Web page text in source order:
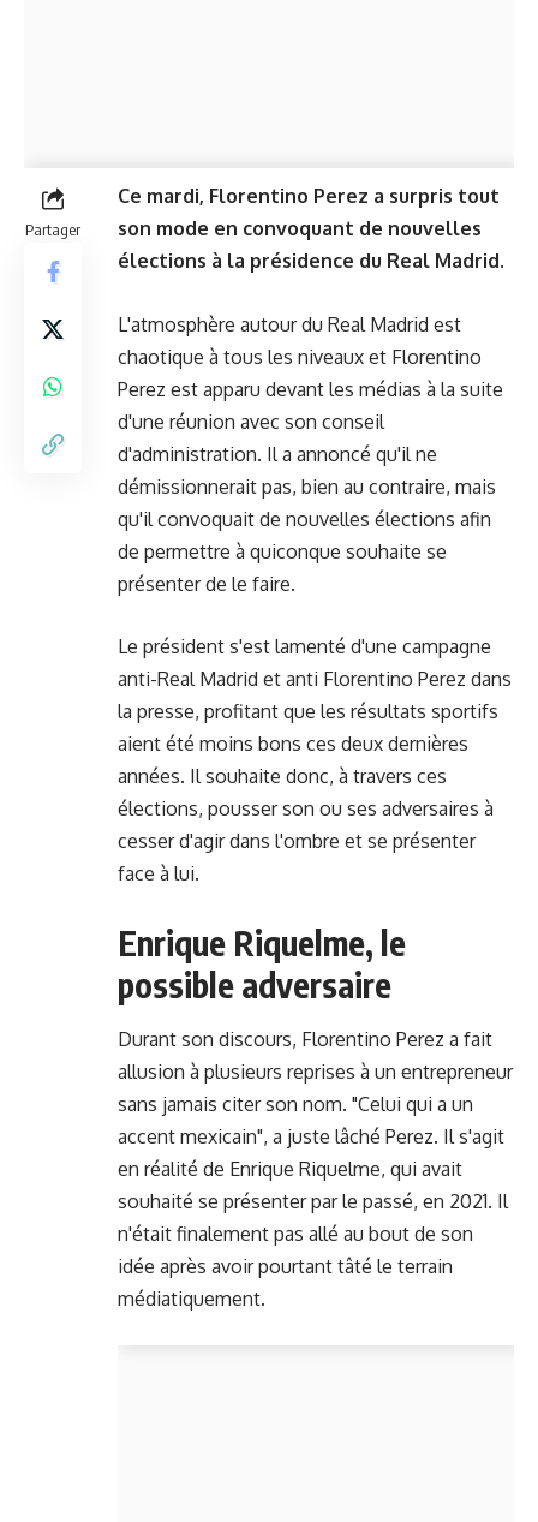
Partager
Ce mardi, Florentino Perez a surpris tout
son mode en convoquant de nouvelles
élections à la présidence du Real Madrid.
L'atmosphère autour du Real Madrid est
chaotique à tous les niveaux et Florentino
Perez est apparu devant les médias à la suite
d'une réunion avec son conseil
d'administration. Il a annoncé qu'il ne
démissionnerait pas, bien au contraire, mais
qu'il convoquait de nouvelles élections afin
de permettre à quiconque souhaite se
présenter de le faire.
Le président s'est lamenté d'une campagne
anti-Real Madrid et anti Florentino Perez dans
la presse, profitant que les résultats sportifs
aient été moins bons ces deux dernières
années. Il souhaite donc, à travers ces
élections, pousser son ou ses adversaires à
cesser d'agir dans l'ombre et se présenter
face à lui.
Enrique Riquelme, le
possible adversaire
Durant son discours, Florentino Perez a fait
allusion à plusieurs reprises à un entrepreneur
sans jamais citer son nom. "Celui qui a un
accent mexicain", a juste lâché Perez. Il s'agit
en réalité de Enrique Riquelme, qui avait
souhaité se présenter par le passé, en 2021. Il
n'était finalement pas allé au bout de son
idée après avoir pourtant tâté le terrain
médiatiquement.